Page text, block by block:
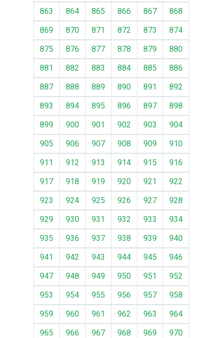
863 864 865 866 867
868
869
870 871 872 873
874
875
876 877 878 879
880
881
882 883 884 885
886
887
888 889 890 891
892
893
894 895 896 897
898
899
900 901 902 903
904
905
906 907 908 909
910
911
912 913 914 915
916
917
918 919 920 921
922
923
924 925 926 927
928
929
930 931 932 933
934
935
936 937 938 939
940
941
942 943 944 945
946
947
948 949 950 951
952
953
954 955 956 957
958
959
960 961 962 963
964
965
966 967 968 969
970